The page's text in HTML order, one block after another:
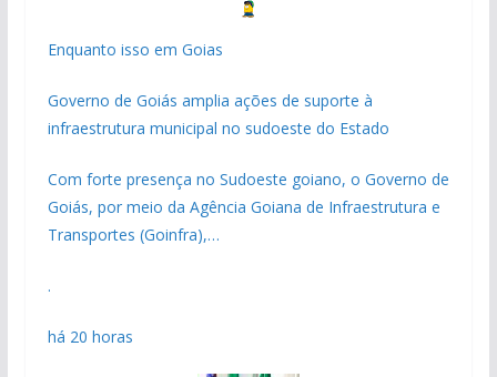
Enquanto isso em Goias
Governo de Goiás amplia ações de suporte à
infraestrutura municipal no sudoeste do Estado
Com forte presença no Sudoeste goiano, o Governo de
Goiás, por meio da Agência Goiana de Infraestrutura e
Transportes (Goinfra),…
.
há 20 horas